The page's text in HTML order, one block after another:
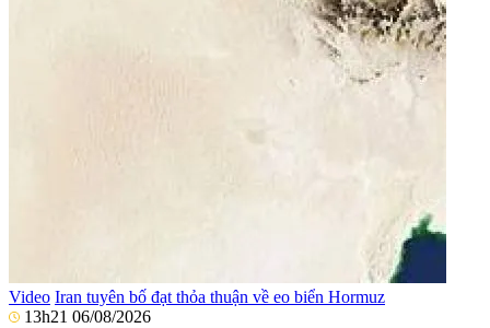
Video Iran tuyên bố đạt thỏa thuận về eo biển Hormuz
13h21 06/08/2026